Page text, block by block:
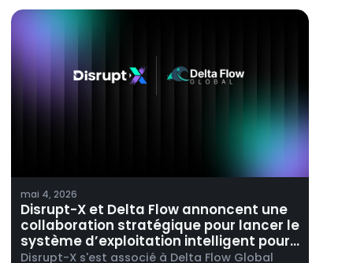
mai 4, 2026
Disrupt-X et Delta Flow annoncent une
collaboration stratégique pour lancer le
système d’exploitation intelligent pour
les ports mondiaux.
Disrupt-X s'est associé à Delta Flow Global